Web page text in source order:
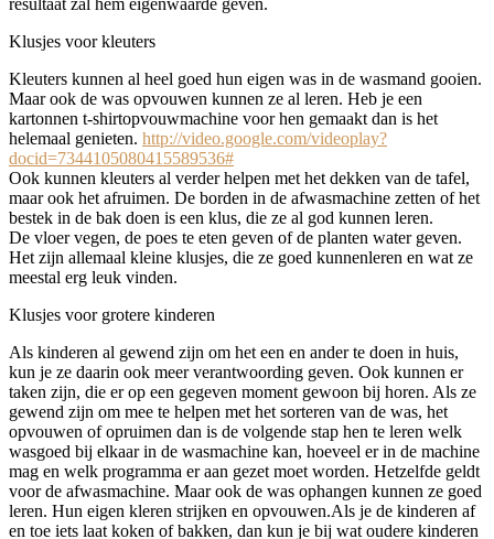
Klusjes voor kleuters
Kleuters kunnen al heel goed hun eigen was in de wasmand gooien.
Maar ook de was opvouwen kunnen ze al leren. Heb je een
kartonnen t-shirtopvouwmachine voor hen gemaakt dan is het
helemaal genieten. http://video.google.com/videoplay?
docid=7344105080415589536#
Ook kunnen kleuters al verder helpen met het dekken van de tafel,
maar ook het afruimen. De borden in de afwasmachine zetten of het
bestek in de bak doen is een klus, die ze al god kunnen leren.
De vloer vegen, de poes te eten geven of de planten water geven.
Het zijn allemaal kleine klusjes, die ze goed kunnenleren en wat ze
meestal erg leuk vinden.
Klusjes voor grotere kinderen
Als kinderen al gewend zijn om het een en ander te doen in huis,
kun je ze daarin ook meer verantwoording geven. Ook kunnen er
taken zijn, die er op een gegeven moment gewoon bij horen. Als ze
gewend zijn om mee te helpen met het sorteren van de was, het
opvouwen of opruimen dan is de volgende stap hen te leren welk
wasgoed bij elkaar in de wasmachine kan, hoeveel er in de machine
mag en welk programma er aan gezet moet worden. Hetzelfde geldt
voor de afwasmachine. Maar ook de was ophangen kunnen ze goed
leren. Hun eigen kleren strijken en opvouwen.Als je de kinderen af
en toe iets laat koken of bakken, dan kun je bij wat oudere kinderen